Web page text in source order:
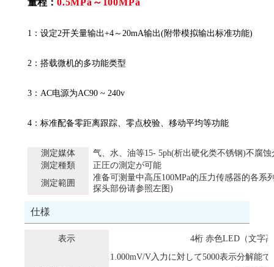
1：设定2开关量输出+4～20mA输出(附带模拟输出标准功能)
2：搭载微机的多功能类型
3：AC电源为AC90 ~ 240v
4：标准配备零距离跟踪、零点校验、移动平均等功能
測定媒体
气、水、油等15- 5ph(析出硬化类不锈钢)不腐蚀
測定種類
正圧の測定が可能
測定範囲
准备可测量中高压100MPa的压力传感器的各系
探头部份请参照左图)
仕様
表示 4桁 赤色LED（文字
1.000mV/V入力に対して5000表示分解能